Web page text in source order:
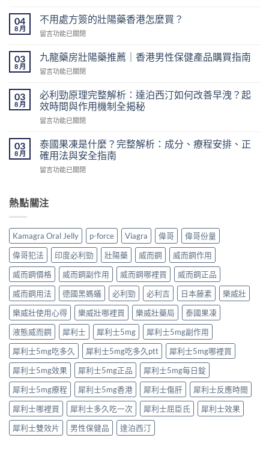
而
鋼
香
網
購
指
價
格、
50mg
錢、
醫
生
紙
與
安
購
買
注
意
事
項〉
中
04
8 月
不用處方簽的壯陽藥香港怎麼買？
在
用
處
方
的
壯
藥
港
怎
麼
買？〉
留言功能已關閉
03
8 月
九龍藥房壯陽藥推薦｜香港男性保健產品購買指南
在
龍
藥
房
壯
藥
推
薦
｜
男
健
產
品
購
買
指
南〉
中
留言功能已關閉
03
8 月
必利勁原理完整解析：達泊西汀如何改善早洩？起
效時間與作用機制全揭秘
在
利
勁
原
理
解
西
汀
如
何
改
善
早
洩？
起
效
時
間
與
作
用
機
制
全
揭
秘〉
留言功能已關閉
03
8 月
泰國果凍是什麼？完整解析：成分、療程安排、正
確用法與安全指南
在
果
凍
什
麼？
完
整
解
析：
成
分、
療
程
安
排、
正
確
用
法
與
安
全
指
南〉
留言功能已關閉
熱點關注
Kamagra Oral Jelly p-force Viagra 偉哥
偉哥份量
偉哥犯法
印度必利勁 壯陽藥 威而鋼
威而鋼作用
威而鋼價格
威而鋼副作用 威而鋼哪裡買
威而鋼正品
威而鋼用法
德國黑螞蟻 必利勁 必利吉 日本藤素
樂威壯
樂威壯使用心得
樂威壯哪裡買 樂威壯藥局
泰國果凍
液態威而鋼
犀利士 犀利士5mg
犀利士5mg副作用
犀利士5mg吃多久
犀利士5mg吃多久ptt
犀利士5mg哪裡買
犀利士5mg效果
犀利士5mg正品
犀利士5mg每日錠
犀利士5mg療程
犀利士5mg香港 犀利士傷肝
犀利士反應時間
犀利士哪裡買
犀利士多久吃一次 犀利士屈臣氏
犀利士效果
犀利士雙效片
男性保健品 達泊西汀